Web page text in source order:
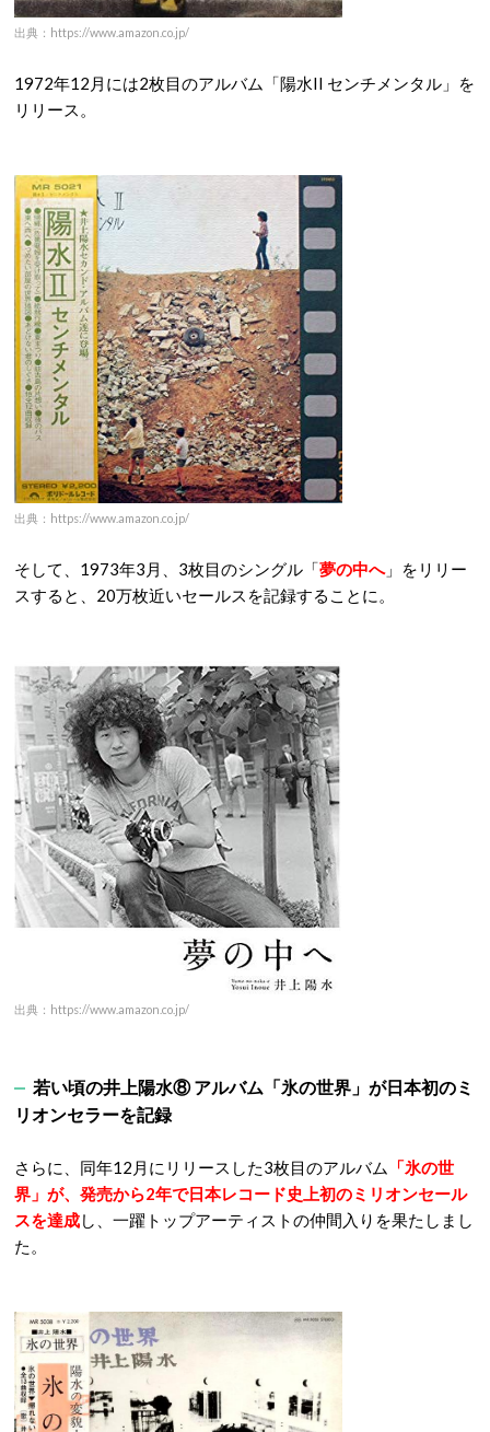
出典：https://www.amazon.co.jp/
1972年12月には2枚目のアルバム「陽水II センチメンタル」を
リリース。
出典：https://www.amazon.co.jp/
そして、1973年3月、3枚目のシングル「夢の中へ」をリリー
スすると、20万枚近いセールスを記録することに。
出典：https://www.amazon.co.jp/
若い頃の井上陽水⑧ アルバム「氷の世界」が日本初のミ
リオンセラーを記録
さらに、同年12月にリリースした3枚目のアルバム
「氷の世
界」が、発売から2年で日本レコード史上初のミリオンセール
スを達成し、一躍トップアーティストの仲間入りを果たしまし
た。